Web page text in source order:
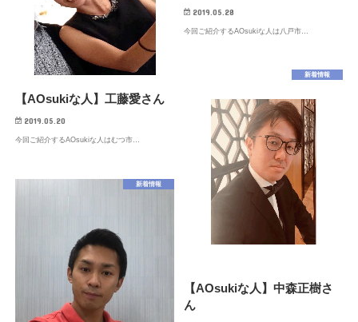
2019.05.28
今回ご紹介するAOsukiな人は八戸市…
【AOsukiな人】工藤愛さん
2019.05.20
今回ご紹介するAOsukiな人はむつ市…
新着情報
【AOsukiな人】中森正樹さ
ん
新着情報